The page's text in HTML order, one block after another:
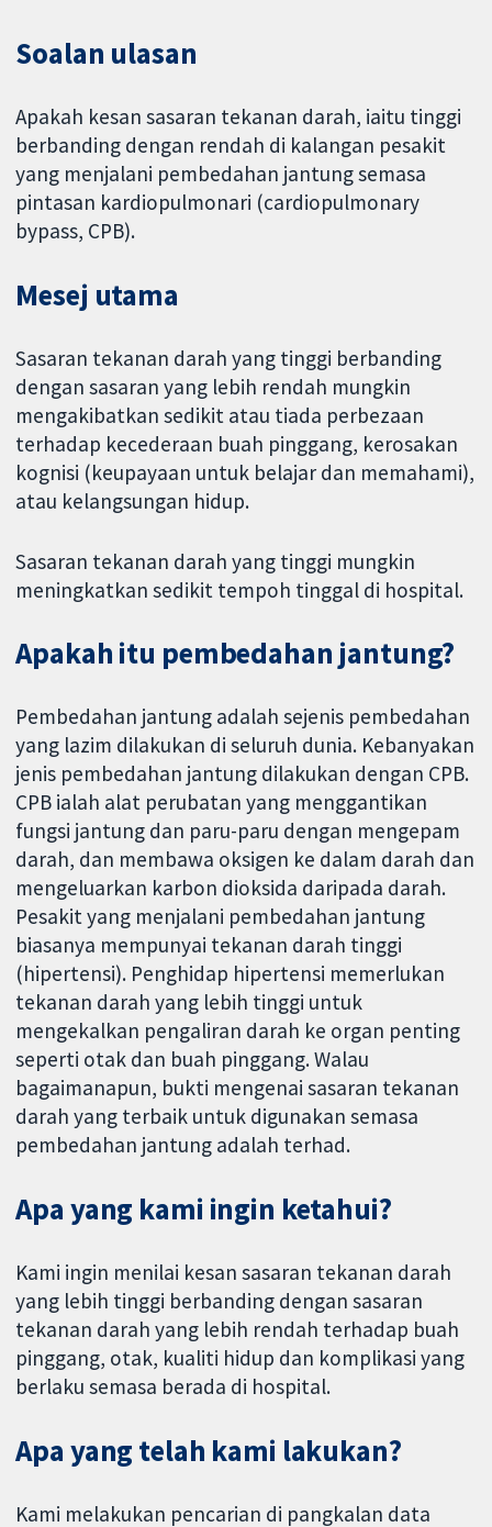
Soalan ulasan
Apakah kesan sasaran tekanan darah, iaitu tinggi
berbanding dengan rendah di kalangan pesakit
yang menjalani pembedahan jantung semasa
pintasan kardiopulmonari (cardiopulmonary
bypass, CPB).
Mesej utama
Sasaran tekanan darah yang tinggi berbanding
dengan sasaran yang lebih rendah mungkin
mengakibatkan sedikit atau tiada perbezaan
terhadap kecederaan buah pinggang, kerosakan
kognisi (keupayaan untuk belajar dan memahami),
atau kelangsungan hidup.
Sasaran tekanan darah yang tinggi mungkin
meningkatkan sedikit tempoh tinggal di hospital.
Apakah itu pembedahan jantung?
Pembedahan jantung adalah sejenis pembedahan
yang lazim dilakukan di seluruh dunia. Kebanyakan
jenis pembedahan jantung dilakukan dengan CPB.
CPB ialah alat perubatan yang menggantikan
fungsi jantung dan paru-paru dengan mengepam
darah, dan membawa oksigen ke dalam darah dan
mengeluarkan karbon dioksida daripada darah.
Pesakit yang menjalani pembedahan jantung
biasanya mempunyai tekanan darah tinggi
(hipertensi). Penghidap hipertensi memerlukan
tekanan darah yang lebih tinggi untuk
mengekalkan pengaliran darah ke organ penting
seperti otak dan buah pinggang. Walau
bagaimanapun, bukti mengenai sasaran tekanan
darah yang terbaik untuk digunakan semasa
pembedahan jantung adalah terhad.
Apa yang kami ingin ketahui?
Kami ingin menilai kesan sasaran tekanan darah
yang lebih tinggi berbanding dengan sasaran
tekanan darah yang lebih rendah terhadap buah
pinggang, otak, kualiti hidup dan komplikasi yang
berlaku semasa berada di hospital.
Apa yang telah kami lakukan?
Kami melakukan pencarian di pangkalan data